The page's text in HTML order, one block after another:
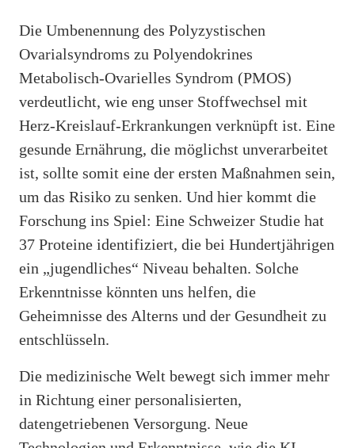
Die Umbenennung des Polyzystischen
Ovarialsyndroms zu Polyendokrines
Metabolisch-Ovarielles Syndrom (PMOS)
verdeutlicht, wie eng unser Stoffwechsel mit
Herz-Kreislauf-Erkrankungen verknüpft ist. Eine
gesunde Ernährung, die möglichst unverarbeitet
ist, sollte somit eine der ersten Maßnahmen sein,
um das Risiko zu senken. Und hier kommt die
Forschung ins Spiel: Eine Schweizer Studie hat
37 Proteine identifiziert, die bei Hundertjährigen
ein „jugendliches“ Niveau behalten. Solche
Erkenntnisse könnten uns helfen, die
Geheimnisse des Alterns und der Gesundheit zu
entschlüsseln.
Die medizinische Welt bewegt sich immer mehr
in Richtung einer personalisierten,
datengetriebenen Versorgung. Neue